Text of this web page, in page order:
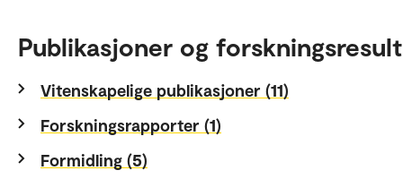
Publikasjoner og
Vitenskapelige publikasjoner (11)
Forskningsrapporter (1)
Formidling (5)